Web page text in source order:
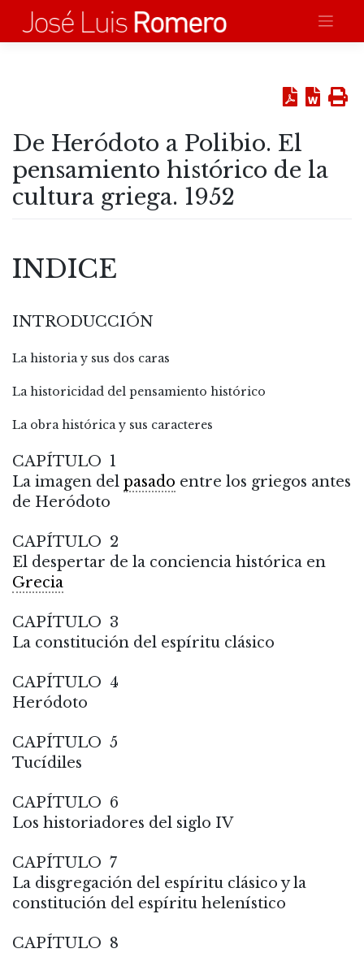
contenido
De Heródoto a Polibio. El
pensamiento histórico de la
cultura griega. 1952
INDICE
INTRODUCCIÓN
La historia y sus dos caras
La historicidad del pensamiento histórico
La obra histórica y sus caracteres
CAPÍTULO 1
La imagen del pasado entre los griegos antes
de Heródoto
CAPÍTULO 2
El despertar de la conciencia histórica en
Grecia
CAPÍTULO 3
La constitución del espíritu clásico
CAPÍTULO 4
Heródoto
CAPÍTULO 5
Tucídiles
CAPÍTULO 6
Los historiadores del siglo IV
CAPÍTULO 7
La disgregación del espíritu clásico y la
constitución del espíritu helenístico
CAPÍTULO 8